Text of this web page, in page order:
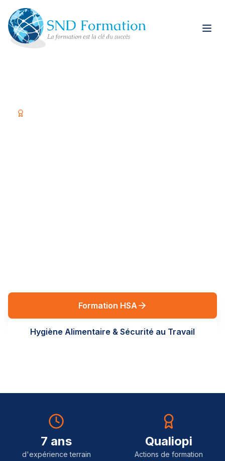
Formation HSA
Hygiène Alimentaire & Sécurité au Travail
7 ans
d'expérience terrain
Qualiopi
Actions de formation